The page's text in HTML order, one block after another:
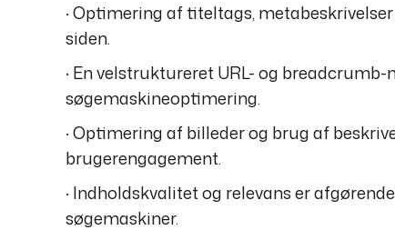
· Optimering af titeltags,
siden.
· En velstruktureret URL- og
søgemaskineoptimering.
· Optimering af billeder og brug af
brugerengagement.
· Indholdskvalitet og relevans er
søgemaskiner.